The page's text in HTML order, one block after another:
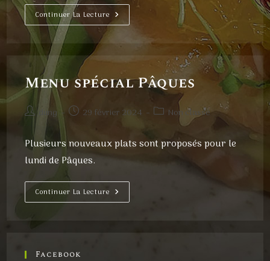
Continuer La Lecture Pêche
Aux
Crevettes
Oostduinkerke
Menu spécial Pâques
Auteur/autrice
la
publication :
dung
Publication
29 février 2024
Post
category:
Non classé
Plusieurs nouveaux plats sont proposés pour le
lundi de Pâques.
Continuer La Lecture Menu
Spécial
Facebook